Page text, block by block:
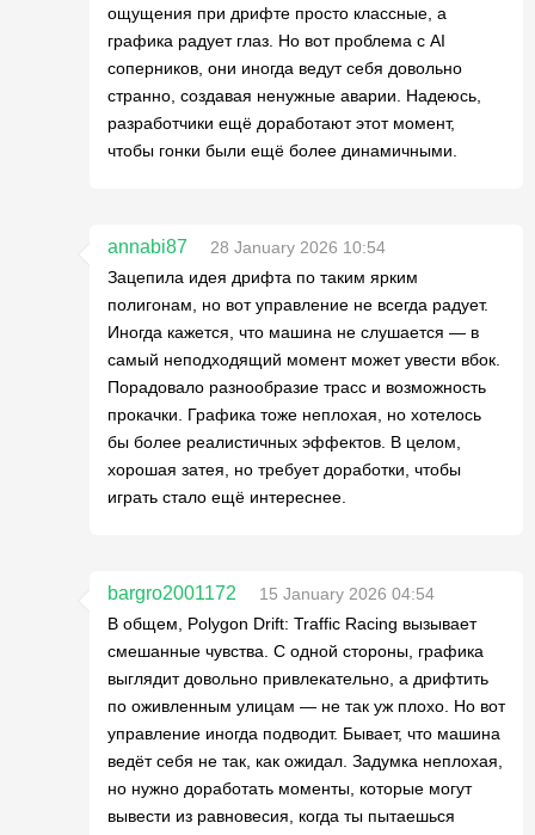
ощущения при дрифте просто классные, а
графика радует глаз. Но вот проблема с AI
соперников, они иногда ведут себя довольно
странно, создавая ненужные аварии. Надеюсь,
разработчики ещё доработают этот момент,
чтобы гонки были ещё более динамичными.
annabi87
28 January 2026 10:54
Зацепила идея дрифта по таким ярким
полигонам, но вот управление не всегда радует.
Иногда кажется, что машина не слушается — в
самый неподходящий момент может увести вбок.
Порадовало разнообразие трасс и возможность
прокачки. Графика тоже неплохая, но хотелось
бы более реалистичных эффектов. В целом,
хорошая затея, но требует доработки, чтобы
играть стало ещё интереснее.
bargro2001172
15 January 2026 04:54
В общем, Polygon Drift: Traffic Racing вызывает
смешанные чувства. С одной стороны, графика
выглядит довольно привлекательно, а дрифтить
по оживленным улицам — не так уж плохо. Но вот
управление иногда подводит. Бывает, что машина
ведёт себя не так, как ожидал. Задумка неплохая,
но нужно доработать моменты, которые могут
вывести из равновесия, когда ты пытаешься